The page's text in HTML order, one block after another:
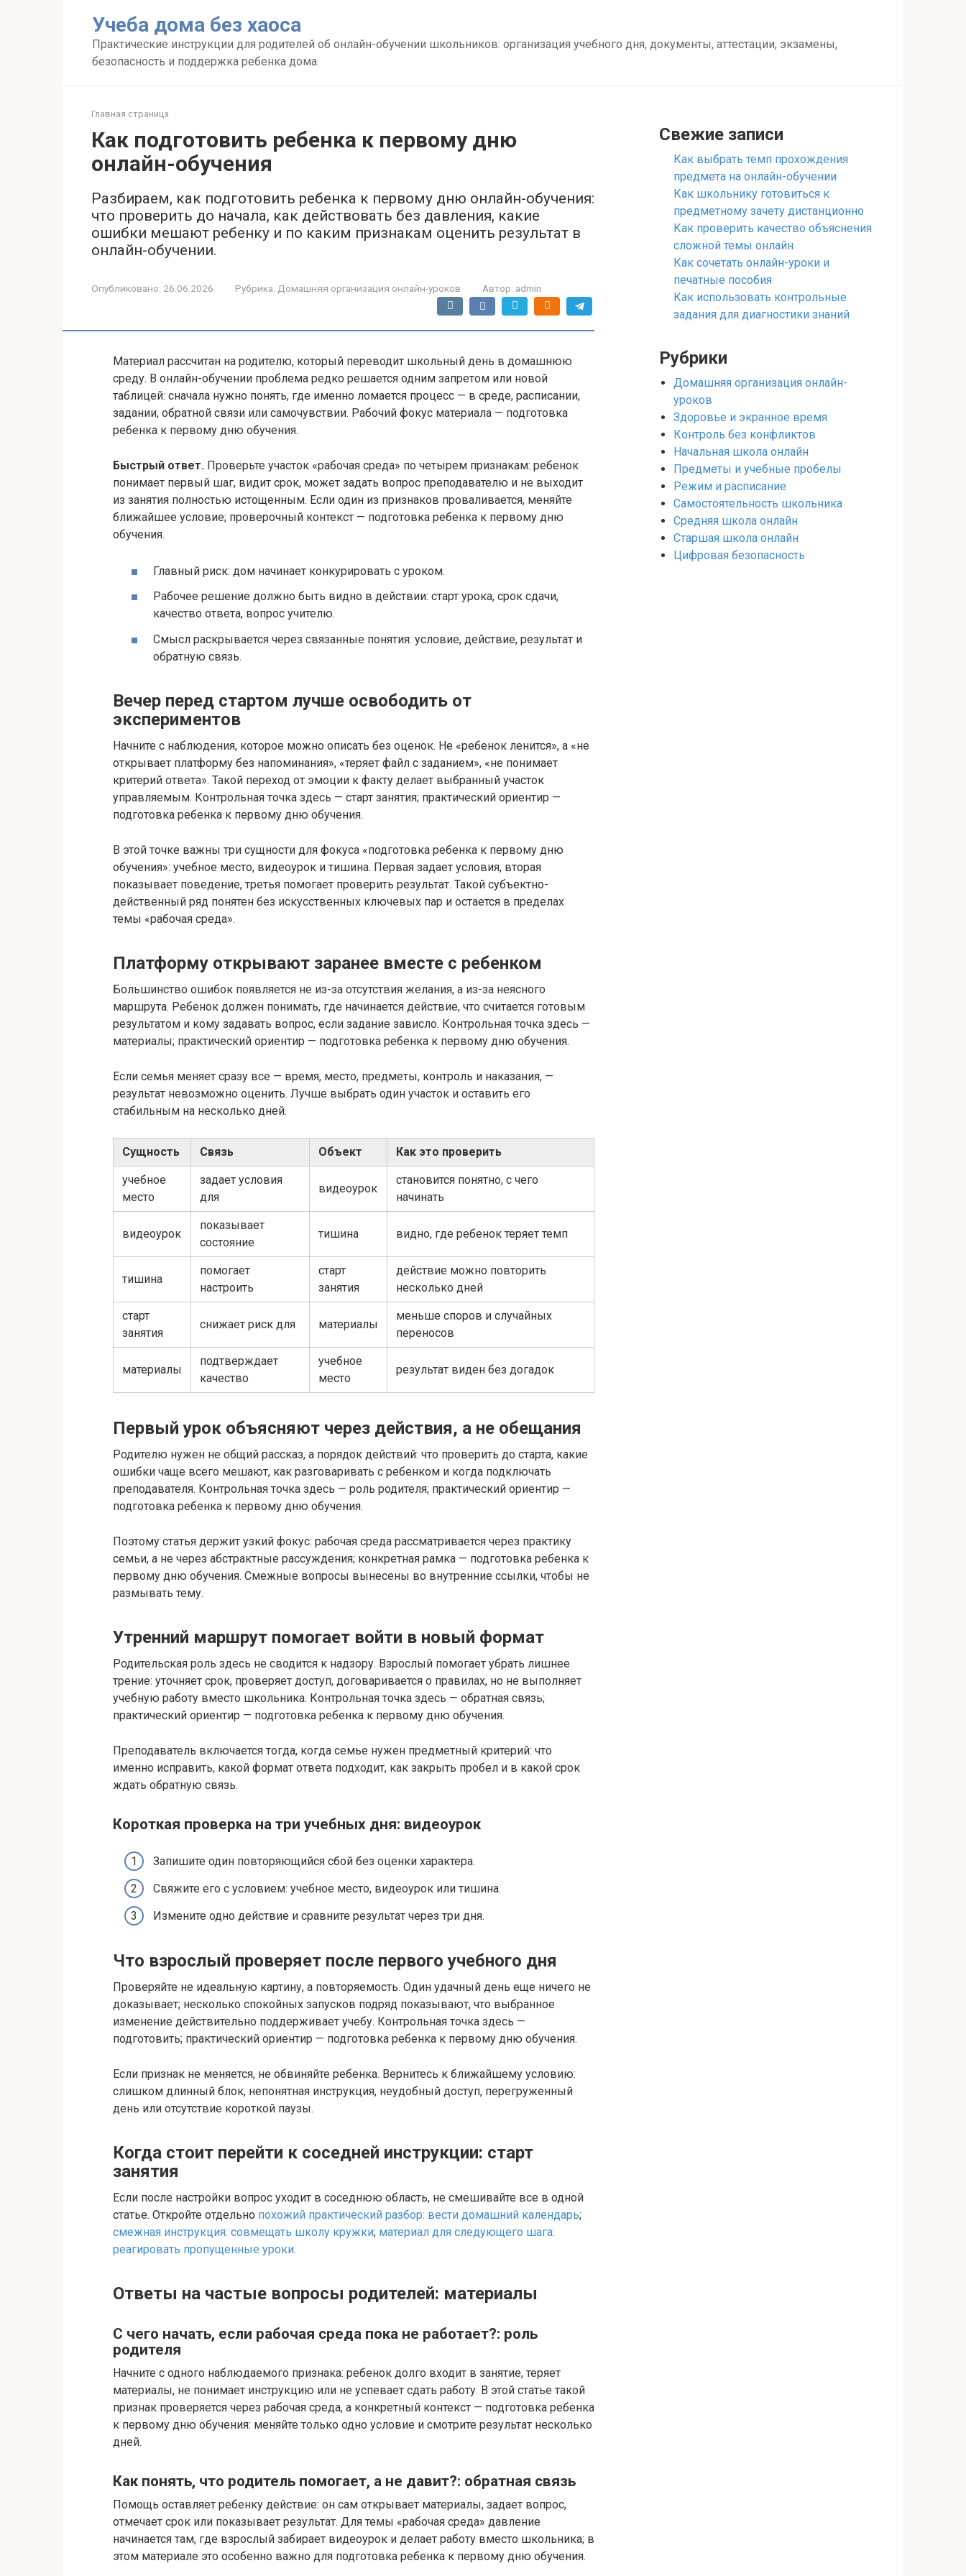
Учеба дома без хаоса
Практические инструкции для родителей об онлайн-обучении школьников: организация учебного дня, документы, аттестации, экзамены,
безопасность и поддержка ребенка дома.
Главная страница
Как подготовить ребенка к первому дню
онлайн-обучения
Разбираем, как подготовить ребенка к первому дню онлайн-обучения:
что проверить до начала, как действовать без давления, какие
ошибки мешают ребенку и по каким признакам оценить результат в
онлайн-обучении.
Опубликовано: 26.06.2026 Рубрика: Домашняя организация онлайн-уроков Автор: admin
Материал рассчитан на родителю, который переводит школьный день в домашнюю
среду. В онлайн-обучении проблема редко решается одним запретом или новой
таблицей: сначала нужно понять, где именно ломается процесс — в среде, расписании,
задании, обратной связи или самочувствии. Рабочий фокус материала — подготовка
ребенка к первому дню обучения.
Быстрый ответ. Проверьте участок «рабочая среда» по четырем признакам: ребенок
понимает первый шаг, видит срок, может задать вопрос преподавателю и не выходит
из занятия полностью истощенным. Если один из признаков проваливается, меняйте
ближайшее условие; проверочный контекст — подготовка ребенка к первому дню
обучения.
Главный риск: дом начинает конкурировать с уроком.
Рабочее решение должно быть видно в действии: старт урока, срок сдачи,
качество ответа, вопрос учителю.
Смысл раскрывается через связанные понятия: условие, действие, результат и
обратную связь.
Вечер перед стартом лучше освободить от
экспериментов
Начните с наблюдения, которое можно описать без оценок. Не «ребенок ленится», а «не
открывает платформу без напоминания», «теряет файл с заданием», «не понимает
критерий ответа». Такой переход от эмоции к факту делает выбранный участок
управляемым. Контрольная точка здесь — старт занятия; практический ориентир —
подготовка ребенка к первому дню обучения.
В этой точке важны три сущности для фокуса «подготовка ребенка к первому дню
обучения»: учебное место, видеоурок и тишина. Первая задает условия, вторая
показывает поведение, третья помогает проверить результат. Такой субъектно-
действенный ряд понятен без искусственных ключевых пар и остается в пределах
темы «рабочая среда».
Платформу открывают заранее вместе с ребенком
Большинство ошибок появляется не из-за отсутствия желания, а из-за неясного
маршрута. Ребенок должен понимать, где начинается действие, что считается готовым
результатом и кому задавать вопрос, если задание зависло. Контрольная точка здесь —
материалы; практический ориентир — подготовка ребенка к первому дню обучения.
Если семья меняет сразу все — время, место, предметы, контроль и наказания, —
результат невозможно оценить. Лучше выбрать один участок и оставить его
стабильным на несколько дней.
Сущность Связь Объект Как это проверить
учебное
место
задает условия
для
видеоурок
становится понятно, с чего
начинать
видеоурок
показывает
состояние
тишина видно, где ребенок теряет темп
тишина
помогает
настроить
старт
занятия
действие можно повторить
несколько дней
старт
занятия
снижает риск для материалы
меньше споров и случайных
переносов
материалы
подтверждает
качество
учебное
место
результат виден без догадок
Первый урок объясняют через действия, а не обещания
Родителю нужен не общий рассказ, а порядок действий: что проверить до старта, какие
ошибки чаще всего мешают, как разговаривать с ребенком и когда подключать
преподавателя. Контрольная точка здесь — роль родителя; практический ориентир —
подготовка ребенка к первому дню обучения.
Поэтому статья держит узкий фокус: рабочая среда рассматривается через практику
семьи, а не через абстрактные рассуждения; конкретная рамка — подготовка ребенка к
первому дню обучения. Смежные вопросы вынесены во внутренние ссылки, чтобы не
размывать тему.
Утренний маршрут помогает войти в новый формат
Родительская роль здесь не сводится к надзору. Взрослый помогает убрать лишнее
трение: уточняет срок, проверяет доступ, договаривается о правилах, но не выполняет
учебную работу вместо школьника. Контрольная точка здесь — обратная связь;
практический ориентир — подготовка ребенка к первому дню обучения.
Преподаватель включается тогда, когда семье нужен предметный критерий: что
именно исправить, какой формат ответа подходит, как закрыть пробел и в какой срок
ждать обратную связь.
Короткая проверка на три учебных дня: видеоурок
Запишите один повторяющийся сбой без оценки характера.
Свяжите его с условием: учебное место, видеоурок или тишина.
Измените одно действие и сравните результат через три дня.
Что взрослый проверяет после первого учебного дня
Проверяйте не идеальную картину, а повторяемость. Один удачный день еще ничего не
доказывает; несколько спокойных запусков подряд показывают, что выбранное
изменение действительно поддерживает учебу. Контрольная точка здесь —
подготовить; практический ориентир — подготовка ребенка к первому дню обучения.
Если признак не меняется, не обвиняйте ребенка. Вернитесь к ближайшему условию:
слишком длинный блок, непонятная инструкция, неудобный доступ, перегруженный
день или отсутствие короткой паузы.
Когда стоит перейти к соседней инструкции: старт
занятия
Если после настройки вопрос уходит в соседнюю область, не смешивайте все в одной
статье. Откройте отдельно похожий практический разбор: вести домашний календарь;
смежная инструкция: совмещать школу кружки; материал для следующего шага:
реагировать пропущенные уроки.
Ответы на частые вопросы родителей: материалы
С чего начать, если рабочая среда пока не работает?: роль
родителя
Начните с одного наблюдаемого признака: ребенок долго входит в занятие, теряет
материалы, не понимает инструкцию или не успевает сдать работу. В этой статье такой
признак проверяется через рабочая среда, а конкретный контекст — подготовка ребенка
к первому дню обучения: меняйте только одно условие и смотрите результат несколько
дней.
Как понять, что родитель помогает, а не давит?: обратная связь
Помощь оставляет ребенку действие: он сам открывает материалы, задает вопрос,
отмечает срок или показывает результат. Для темы «рабочая среда» давление
начинается там, где взрослый забирает видеоурок и делает работу вместо школьника; в
этом материале это особенно важно для подготовка ребенка к первому дню обучения.
Свежие записи
Как выбрать темп прохождения
предмета на онлайн-обучении
Как школьнику готовиться к
предметному зачету дистанционно
Как проверить качество объяснения
сложной темы онлайн
Как сочетать онлайн-уроки и
печатные пособия
Как использовать контрольные
задания для диагностики знаний
Рубрики
Домашняя организация онлайн-
уроков
Здоровье и экранное время
Контроль без конфликтов
Начальная школа онлайн
Предметы и учебные пробелы
Режим и расписание
Самостоятельность школьника
Средняя школа онлайн
Старшая школа онлайн
Цифровая безопасность